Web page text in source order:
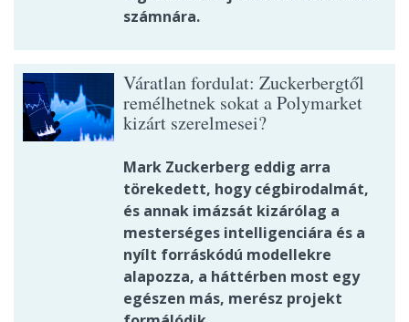
számnára.
Váratlan fordulat: Zuckerbergtől
remélhetnek sokat a Polymarket
kizárt szerelmesei?
Mark Zuckerberg eddig arra
törekedett, hogy cégbirodalmát,
és annak imázsát kizárólag a
mesterséges intelligenciára és a
nyílt forráskódú modellekre
alapozza, a háttérben most egy
egészen más, merész projekt